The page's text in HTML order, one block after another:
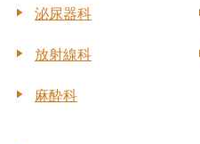
泌尿器科
放射線科
麻酔科